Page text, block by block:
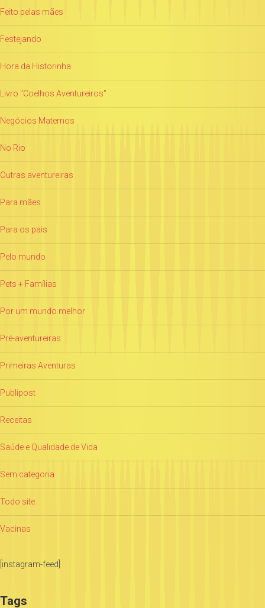
Feito pelas mães
Festejando
Hora da Historinha
Livro "Coelhos Aventureiros"
Negócios Maternos
No Rio
Outras aventureiras
Para mães
Para os pais
Pelo mundo
Pets + Famílias
Por um mundo melhor
Pré-aventureiras
Primeiras Aventuras
Publipost
Receitas
Saúde e Qualidade de Vida
Sem categoria
Todo site
Vacinas
[instagram-feed]
Tags